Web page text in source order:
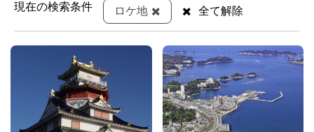
現在の検索条件 ロケ地 全て解除